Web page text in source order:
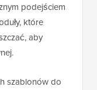
podejściem
które
aby
szablonów do